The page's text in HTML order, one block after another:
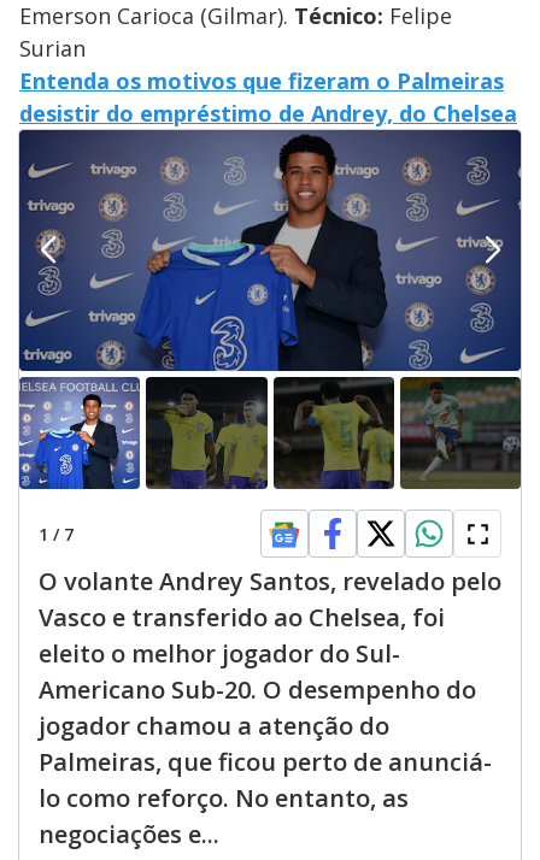
Emerson Carioca (Gilmar). Técnico: Felipe
Surian
Entenda os motivos que fizeram o Palmeiras
desistir do empréstimo de Andrey, do Chelsea
1 / 7
O volante Andrey Santos, revelado pelo
Vasco e transferido ao Chelsea, foi
eleito o melhor jogador do Sul-
Americano Sub-20. O desempenho do
jogador chamou a atenção do
Palmeiras, que ficou perto de anunciá-
lo como reforço. No entanto, as
negociações e...